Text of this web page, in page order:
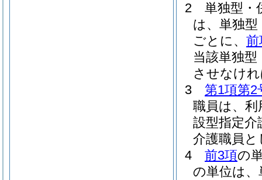
2
単独型・
は、単独型
ごとに、 前
当該単独
させなけ
3
第1項第2
職員は、
設型指定介
介護職員
4
前3項の
の単位は、